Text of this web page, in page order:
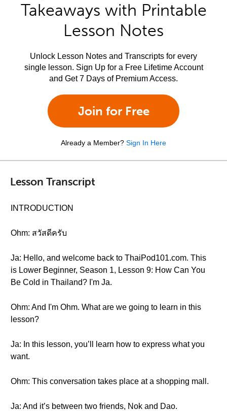
Takeaways with Printable
Lesson Notes
Unlock Lesson Notes and Transcripts for every
single lesson. Sign Up for a Free Lifetime Account
and Get 7 Days of Premium Access.
Join for Free
Already a Member? Sign In Here
Lesson Transcript
INTRODUCTION
Ohm: สวัสดีครับ
Ja: Hello, and welcome back to ThaiPod101.com. This
is Lower Beginner, Season 1, Lesson 9: How Can You
Be Cold in Thailand? I'm Ja.
Ohm: And I'm Ohm. What are we going to learn in this
lesson?
Ja: In this lesson, you’ll learn how to express what you
want.
Ohm: This conversation takes place at a shopping mall.
Ja: And it’s between two friends, Nok and Dao.